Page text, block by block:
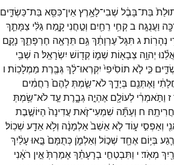
בַּת־בָּבֶ֔ל שְׁבִי־לָאָ֥רֶץאֵין־כִּסֵּ֖א בַּת־כַּשְׂדִּ֑ים
וַעֲנֻגָּֽה׃ בקְחִ֥י רֵחַ֖יִם וְטַ֣חֲנִי קָ֑מַח גַּלִּ֨י צַמָּתֵ֧ךְ
נְהָרֽוֹת׃ג תִּגָּל֙עֶרְוָתֵ֔ךְגַּ֥ם תֵּרָאֶ֖ה חֶרְפָּתֵ֑ךְ נָקָ֣ם
יְהוָ֥ה צְבָא֖וֹת שְׁמ֑וֹ קְד֖וֹשׁ יִשְׂרָאֵֽל׃ ה שְׁבִ֥י
כִּ֣י לֹ֤א תוֹסִ֙יפִי֙ יִקְרְאוּ־לָ֔ךְגְּבֶ֖רֶת מַמְלָכֽוֹת׃ ו
וָאֶתְּנֵ֖ם בְּיָדֵ֑ךְלֹא־שַׂ֤מְתְּלָהֶם֙ רַחֲמִ֔ים
ז וַתֹּ֣אמְרִ֔י לְעוֹלָ֖ם אֶהְיֶ֣ה גְבָ֑רֶתעַ֣דלֹא־שַׂ֥מְתְּ
ח וְעַתָּ֞ה שִׁמְעִי־זֹ֤אתעֲדִינָה֙ הַיּוֹשֶׁ֣בֶת
וְאַפְסִ֣י ע֑וֹדלֹ֤אאֵשֵׁב֙אַלְמָנָ֔ה וְלֹ֥אאֵדַ֖ע שְׁכֽוֹל׃
רֶ֛גַע בְּי֥וֹם אֶחָ֖ד שְׁכ֣וֹל וְאַלְמֹ֑ן כְּתֻמָּם֙ בָּ֣אוּעָלַ֔יִךְ
מְאֹֽד׃ י וַתִּבְטְחִ֣י בְרָעָתֵ֗ךְאָמַרְתְּ֙אֵ֣ין רֹאָ֔נִי